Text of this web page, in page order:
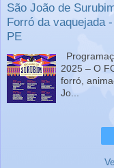
São João de
Forró da vaquejada
PE
2025 – O
forró,
Jo...